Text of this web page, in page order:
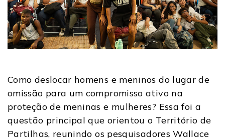
Como deslocar homens e meninos do lugar de
omissão para um compromisso ativo na
proteção de meninas e mulheres? Essa foi a
questão principal que orientou o Território de
Partilhas, reunindo os pesquisadores Wallace